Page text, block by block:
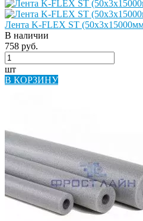
Лента K-FLEX ST
В наличии
758 руб.
шт
В КОРЗИНУ